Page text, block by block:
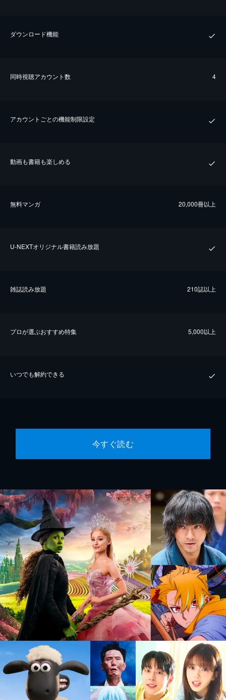
ダウンロード機能
同時視聴アカウント数 4
アカウントごとの機能制限設定
動画も書籍も楽しめる
無料マンガ 20,000冊以上
U-NEXTオリジナル書籍読み放題
雑誌読み放題 210誌以上
プロが選ぶおすすめ特集 5,000以上
いつでも解約できる
今すぐ読む